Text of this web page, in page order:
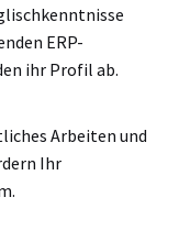
ERP-
ihr Profil ab.
Arbeiten und
Ihr